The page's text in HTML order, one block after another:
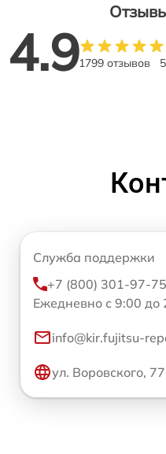
4.91799 отзывов
Служба поддержки
+7 (800) 301-97-75
Ежедневно с 9:00 до
info@kir.fujitsu-
ул. Воровского, 77